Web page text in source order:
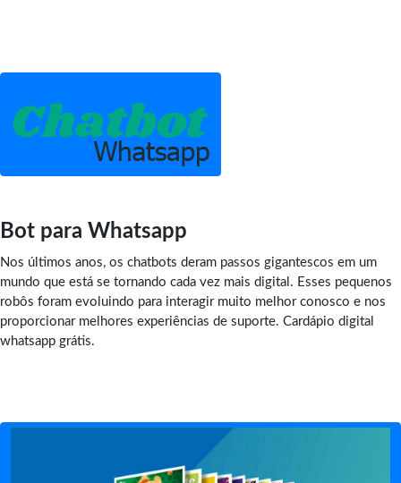
Bot para Whatsapp
Nos últimos anos, os chatbots deram passos gigantescos em um
mundo que está se tornando cada vez mais digital. Esses pequenos
robôs foram evoluindo para interagir muito melhor conosco e nos
proporcionar melhores experiências de suporte. Cardápio digital
whatsapp grátis.